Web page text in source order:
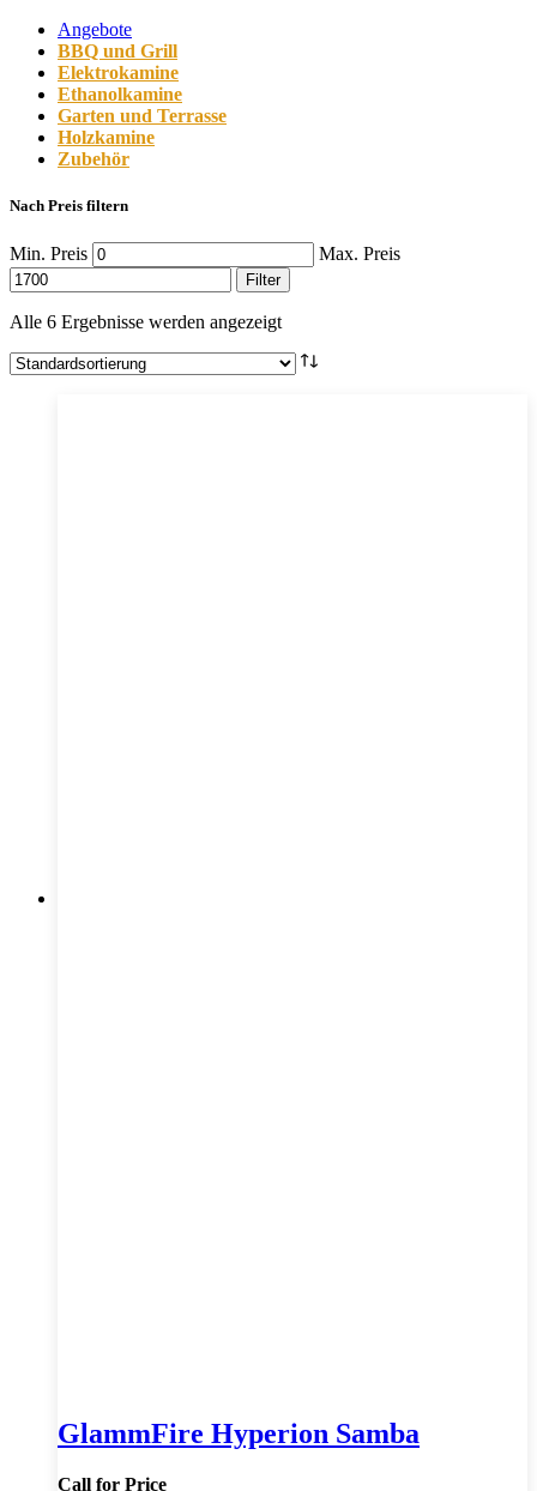
Angebote
BBQ und Grill
Elektrokamine
Ethanolkamine
Garten und Terrasse
Holzkamine
Zubehör
Nach Preis filtern
Min. Preis Max. Preis
Filter
Alle 6 Ergebnisse werden angezeigt
GlammFire Hyperion Samba
Call for Price